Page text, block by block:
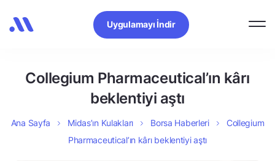
Uygulamayı İndir
Collegium Pharmaceutical’ın kârı
beklentiyi aştı
Ana Sayfa Midas’ın Kulakları Borsa Haberleri
Collegium
Pharmaceutical’ın kârı beklentiyi aştı